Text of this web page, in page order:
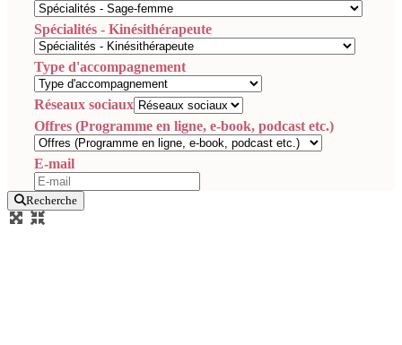
Spécialités - Kinésithérapeute
Type d'accompagnement
Réseaux sociaux
Offres (Programme en ligne, e-book, podcast etc.)
E-mail
Recherche